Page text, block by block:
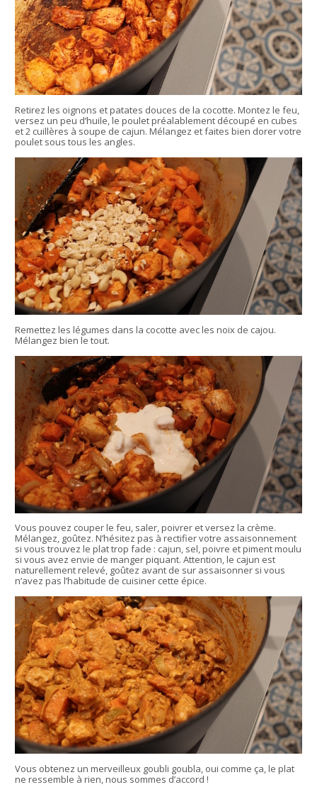
Retirez les oignons et patates douces de la cocotte. Montez le feu,
versez un peu d’huile, le poulet préalablement découpé en cubes
et 2 cuillères à soupe de cajun. Mélangez et faites bien dorer votre
poulet sous tous les angles.
Remettez les légumes dans la cocotte avec les noix de cajou.
Mélangez bien le tout.
Vous pouvez couper le feu, saler, poivrer et versez la crème.
Mélangez, goûtez. N’hésitez pas à rectifier votre assaisonnement
si vous trouvez le plat trop fade : cajun, sel, poivre et piment moulu
si vous avez envie de manger piquant. Attention, le cajun est
naturellement relevé, goûtez avant de sur assaisonner si vous
n’avez pas l’habitude de cuisiner cette épice.
Vous obtenez un merveilleux goubli goubla, oui comme ça, le plat
ne ressemble à rien, nous sommes d’accord !